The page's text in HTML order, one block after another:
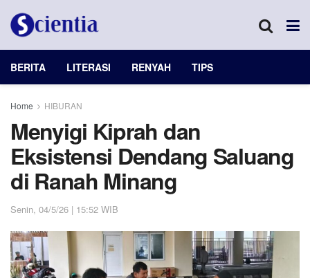
BERITA LITERASI RENYAH TIPS
Home HIBURAN
Menyigi Kiprah dan
Eksistensi Dendang Saluang
di Ranah Minang
Senin, 04/5/26 | 15:52 WIB